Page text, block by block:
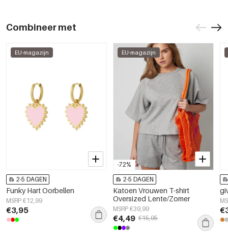
Combineer met
EU-magazijn
2-5 DAGEN
Funky Hart Oorbellen
MSRP €12,99
€3,95
-72%
EU-magazijn
2-5 DAGEN
Katoen Vrouwen T-shirt
Oversized Lente/Zomer
MSRP €39,99
€4,49 €15,95